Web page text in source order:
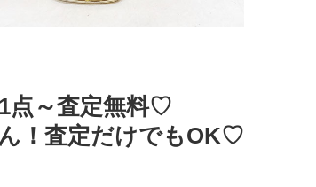
1点～査定無料♡
！査定だけでもOK♡